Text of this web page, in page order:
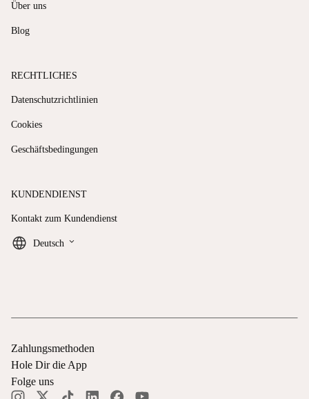
Über uns
Blog
RECHTLICHES
Datenschutzrichtlinien
Cookies
Geschäftsbedingungen
KUNDENDIENST
Kontakt zum Kundendienst
Deutsch keyboard_arrow_down
Zahlungsmethoden
Hole Dir die App
Folge uns